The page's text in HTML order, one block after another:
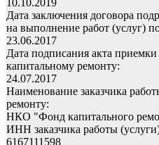
Дата заключения договора
на выполнение работ (услуг)
23.06.2017
Дата подписания акта приемки
капитальному ремонту:
24.07.2017
Наименование заказчика
ремонту:
НКО "Фонд капитального
ИНН заказчика работы
6167111598